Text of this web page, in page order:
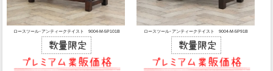
ロースツール･アンティークテイスト 9004-M-5P101B ロースツール･アンティークテイスト 9004-M-5P91B